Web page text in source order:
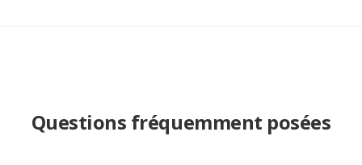
Questions fréquemment posées